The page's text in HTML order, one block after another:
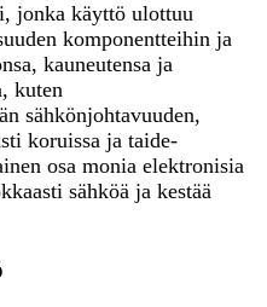
jonka käyttö ulottuu
komponentteihin ja
kauneutensa ja
kuten
sähkönjohtavuuden,
koruissa ja taide-
osa monia elektronisia
sähköä ja kestää